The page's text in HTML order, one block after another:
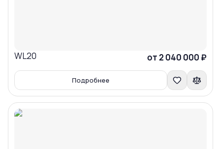
WL20 от 2 040 000 ₽
Подробнее
Сравнить